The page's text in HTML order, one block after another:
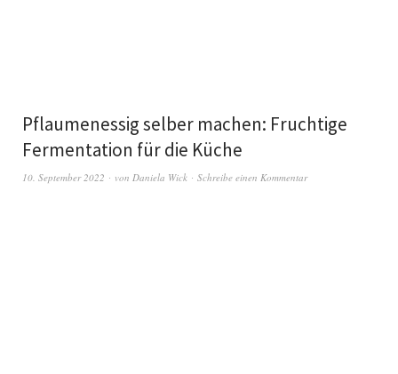
Pflaumenessig selber machen: Fruchtige
Fermentation für die Küche
10. September 2022 von Daniela Wick Schreibe einen Kommentar